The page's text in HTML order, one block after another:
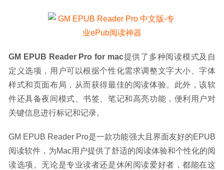
GM EPUB Reader Pro for mac提供了多种阅读模式及自
定义选项，用户可以根据个性化需求调整文字大小、字体
样式和页面布局，从而获得最佳的阅读体验。此外，该软
件还具备夜间模式、书签、笔记和高亮功能，便利用户对
关键信息进行标记和记录。
GM EPUB Reader Pro是一款功能强大且界面友好的EPUB
阅读软件，为Mac用户提供了舒适的阅读体验和个性化的阅
读选项。无论是专业读者还是休闲阅读爱好者，都能在这